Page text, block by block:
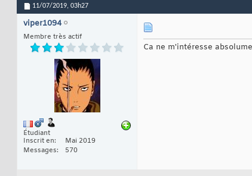
11/07/2019, 03h27
viper1094
Membre très actif
Étudiant
Inscrit en
Mai 2019
Messages
570
Ca ne m'intéresse